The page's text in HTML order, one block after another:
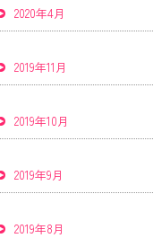
2020年4月
2019年11月
2019年10月
2019年9月
2019年8月